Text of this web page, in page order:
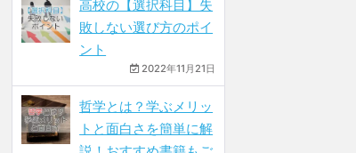
高校の【選択科目】失
敗しない選び方のポイ
ント
2022年11月21日
哲学とは？学ぶメリッ
トと面白さを簡単に解